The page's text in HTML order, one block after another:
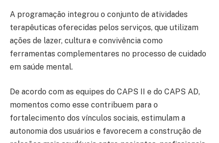
A programação integrou o conjunto de atividades
terapêuticas oferecidas pelos serviços, que utilizam
ações de lazer, cultura e convivência como
ferramentas complementares no processo de cuidado
em saúde mental.
De acordo com as equipes do CAPS II e do CAPS AD,
momentos como esse contribuem para o
fortalecimento dos vínculos sociais, estimulam a
autonomia dos usuários e favorecem a construção de